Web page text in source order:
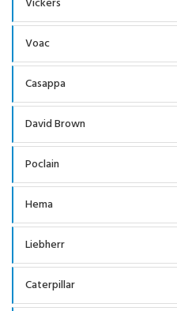
Voac
Casappa
David Brown
Poclain
Hema
Liebherr
Caterpillar